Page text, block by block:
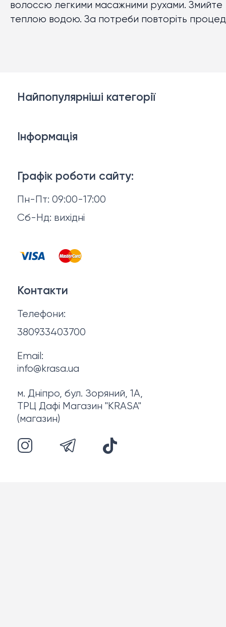
волоссю легкими масажними рухами. Змийте
теплою водою. За потреби повторіть
Графік роботи сайту:
Пн-Пт: 09:00-17:00
Сб-Нд: вихідні
Найпопулярніші категорії
Макіяж
Волосся
Чоловіча косметика
Косметика для манікюру та педикюру
Інформація
Відгуки
Договір оферти
Політика конфіденційності
Про нас
Контакти
Телефони:
380933403700
Email:
info@krasa.ua
м. Дніпро, бул. Зоряний, 1А,
ТРЦ Дафі Магазин "KRASA"
(магазин)